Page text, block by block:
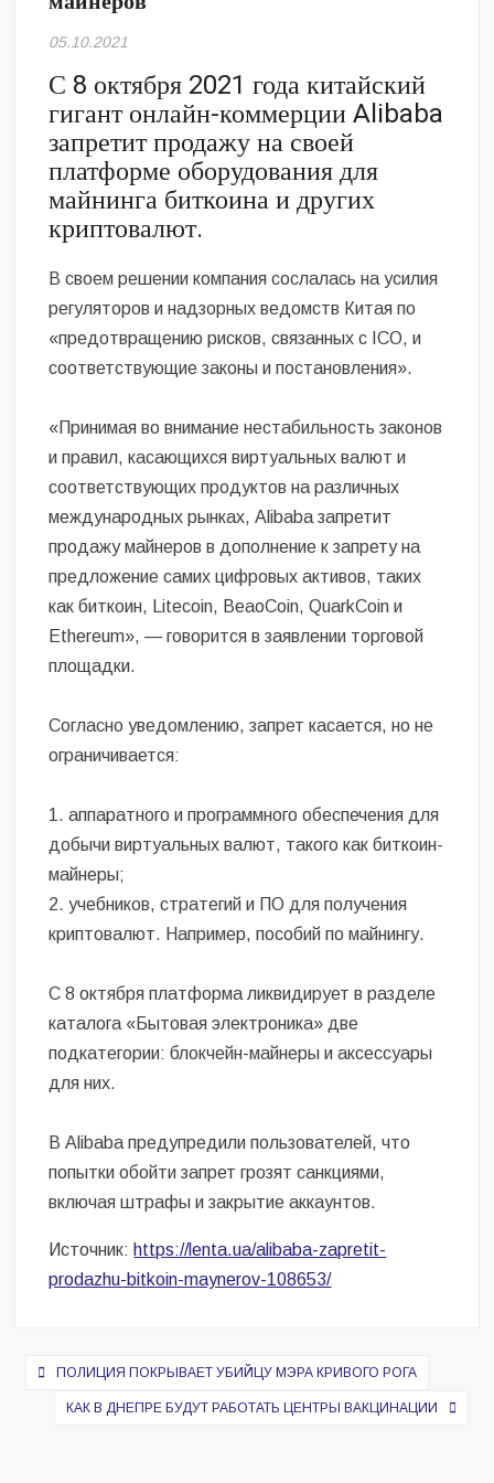
Безугла закликає валити Сирського
сучасну моду
Командувач ВМС Неїжпапа закликав не дестабілізувати ситуацію
навколо керівництва армії
05.10.2021
С 8 октября 2021 года китайский
гигант онлайн-коммерции Alibaba
запретит продажу на своей
платформе оборудования для
майнинга биткоина и других
криптовалют.
В своем решении компания сослалась на усилия
регуляторов и надзорных ведомств Китая по
«предотвращению рисков, связанных с ICO, и
соответствующие законы и постановления».
«Принимая во внимание нестабильность законов
и правил, касающихся виртуальных валют и
соответствующих продуктов на различных
международных рынках, Alibaba запретит
продажу майнеров в дополнение к запрету на
предложение самих цифровых активов, таких
как биткоин, Litecoin, BeaoCoin, QuarkCoin и
Ethereum», — говорится в заявлении торговой
площадки.
Согласно уведомлению, запрет касается, но не
ограничивается:
1. аппаратного и программного обеспечения для
добычи виртуальных валют, такого как биткоин-
майнеры;
2. учебников, стратегий и ПО для получения
криптовалют. Например, пособий по майнингу.
С 8 октября платформа ликвидирует в разделе
каталога «Бытовая электроника» две
подкатегории: блокчейн-майнеры и аксессуары
для них.
В Alibaba предупредили пользователей, что
попытки обойти запрет грозят санкциями,
включая штрафы и закрытие аккаунтов.
Источник: https://lenta.ua/alibaba-zapretit-
prodazhu-bitkoin-maynerov-108653/
Навигация
ПОЛИЦИЯ ПОКРЫВАЕТ УБИЙЦУ МЭРА КРИВОГО РОГА
КАК В ДНЕПРЕ БУДУТ РАБОТАТЬ ЦЕНТРЫ ВАКЦИНАЦИИ